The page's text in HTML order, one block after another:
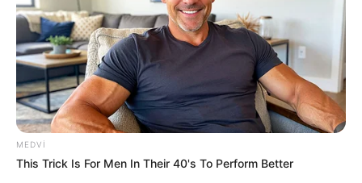
22:20 / 06 Avqust 2026 KRİMİNAL
Velosiped sürən beş yaşlı uşaq
traktorun altında qalaraq öldü
MEDVI
This Trick Is For Men In Their 40's To Perform Better